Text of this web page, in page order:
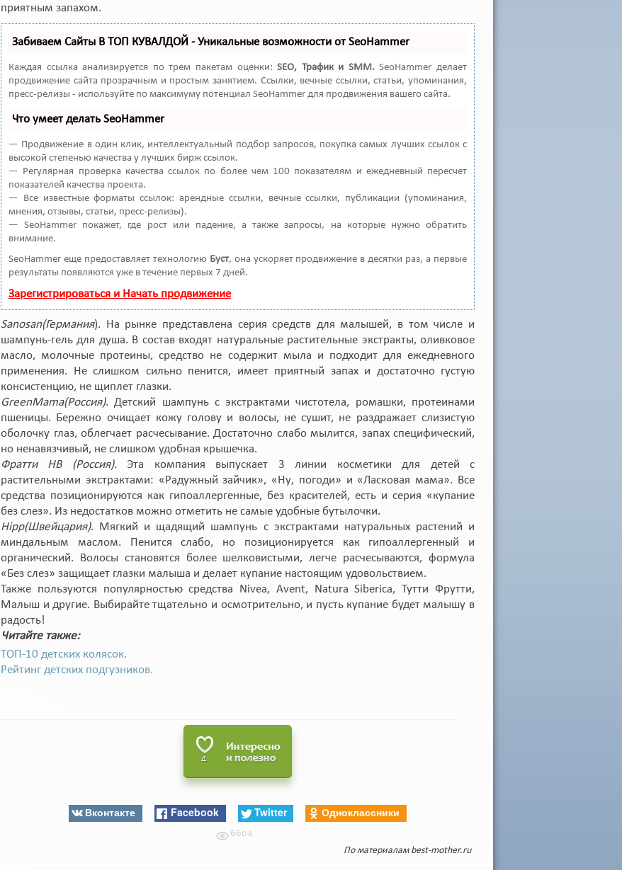
приятным запахом.
Забиваем Сайты В ТОП КУВАЛДОЙ - Уникальные возможности от SeoHammer
Каждая ссылка анализируется по трем пакетам оценки:SEO, Трафик и SMM.SeoHammer делает
продвижение сайта прозрачным и простым занятием. Ссылки, вечные ссылки, статьи, упоминания,
пресс-релизы - используйте по максимуму потенциал SeoHammer для продвижения вашего сайта.
Что умеет делать SeoHammer
— Продвижение в один клик, интеллектуальный подбор запросов, покупка самых лучших ссылок с
высокой степенью качества у лучших бирж ссылок.
— Регулярная проверка качества ссылок по более чем 100 показателям и ежедневный пересчет
показателей качества проекта.
— Все известные форматы ссылок: арендные ссылки, вечные ссылки, публикации (упоминания,
мнения, отзывы, статьи, пресс-релизы).
— SeoHammer покажет, где рост или падение, а также запросы, на которые нужно обратить
внимание.
SeoHammer еще предоставляет технологию Буст, она ускоряет продвижение в десятки раз, а первые
результаты появляются уже в течение первых 7 дней.
Зарегистрироваться и Начать продвижение
Sanosan(Германия). На рынке представлена серия средств для малышей, в том числе и
шампунь-гель для душа. В состав входят натуральные растительные экстракты, оливковое
масло, молочные протеины, средство не содержит мыла и подходит для ежедневного
применения. Не слишком сильно пенится, имеет приятный запах и достаточно густую
консистенцию, не щиплет глазки.
GreenMama(Россия). Детский шампунь с экстрактами чистотела, ромашки, протеинами
пшеницы. Бережно очищает кожу голову и волосы, не сушит, не раздражает слизистую
оболочку глаз, облегчает расчесывание. Достаточно слабо мылится, запах специфический,
но ненавязчивый, не слишком удобная крышечка.
Фратти НВ (Россия).Эта компания выпускает 3 линии косметики для детей с
растительными экстрактами: «Радужный зайчик», «Ну, погоди» и «Ласковая мама». Все
средства позиционируются как гипоаллергенные, без красителей, есть и серия «купание
без слез». Из недостатков можно отметить не самые удобные бутылочки.
Hipp(Швейцария). Мягкий и щадящий шампунь с экстрактами натуральных растений и
миндальным маслом. Пенится слабо, но позиционируется как гипоаллергенный и
органический. Волосы становятся более шелковистыми, легче расчесываются, формула
«Без слез» защищает глазки малыша и делает купание настоящим удовольствием.
Также пользуются популярностью средства Nivea, Avent, Natura Siberica, Тутти Фрутти,
Малыш и другие. Выбирайте тщательно и осмотрительно, и пусть купание будет малышу в
радость!
Читайте также:
ТОП-10 детских колясок.
Рейтинг детских подгузников.
4
Вконтакте Facebook Twitter Одноклассники
6604
По материалам best-mother.ru